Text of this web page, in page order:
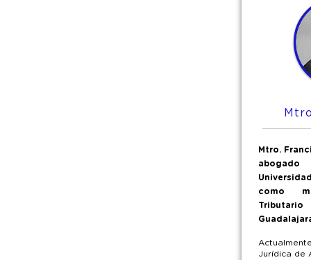
Mtro.
como
Tributario
Jurídica de